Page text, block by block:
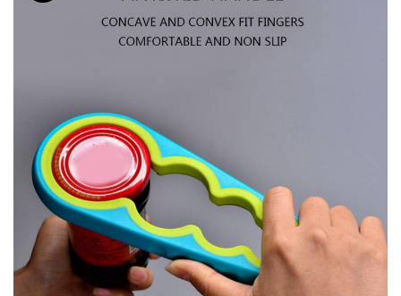
Cantare Electronice & Sisteme de
Intretinere Textile si Covoare
Accesorii Gradina
Markere Multisuprafete
Adezivi & Benzi Adezive
Climatizare & Iluminare
Lampi Solare
Lampi de Veghe